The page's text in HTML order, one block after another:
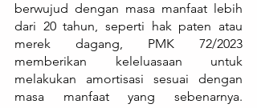
berwujud dengan masa manfaat lebih
dari 20 tahun, seperti hak paten atau
merek dagang, PMK 72/2023
memberikan keleluasaan untuk
melakukan amortisasi sesuai dengan
masa manfaat yang sebenarnya.